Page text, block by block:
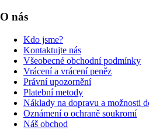
O nás
Kdo jsme?
Kontaktujte nás
Všeobecné obchodní podmínky
Vrácení a vrácení peněz
Právní upozornění
Platební metody
Náklady na dopravu a možnosti
Oznámení o ochraně soukromí
Náš obchod